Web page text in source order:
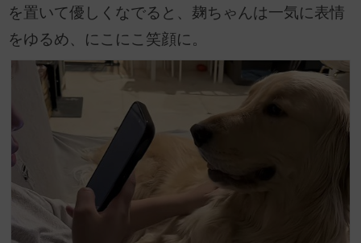
を置いて優しくなでると、麹ちゃんは一気に表情
をゆるめ、にこにこ笑顔に。